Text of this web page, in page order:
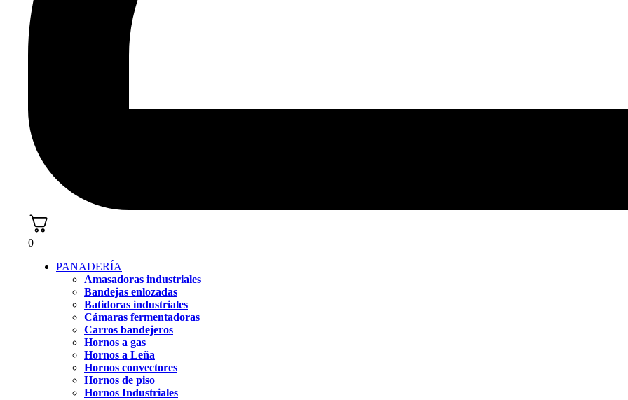
0
PANADERÍA
Amasadoras industriales
Bandejas enlozadas
Batidoras industriales
Cámaras fermentadoras
Carros bandejeros
Hornos a gas
Hornos a Leña
Hornos convectores
Hornos de piso
Hornos Industriales